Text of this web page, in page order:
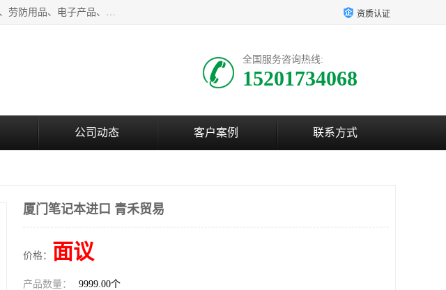
上海青禾贸易有限公司成立于2020年，注册地位于上海市宝山区。经营范围包括：机械设备、五金制品、劳防用品、电子产品、塑胶制品、家具、模具、纺织品、仪器仪表、建筑材料、装饰材料、化工产品、金属制品、机车配件等货物进出口报关、清关服务。 资质认证
全国服务咨询热线:
15201734068
公司动态 客户案例 联系方式
厦门笔记本进口 青禾贸易
价格： 面议
产品数量： 9999.00个